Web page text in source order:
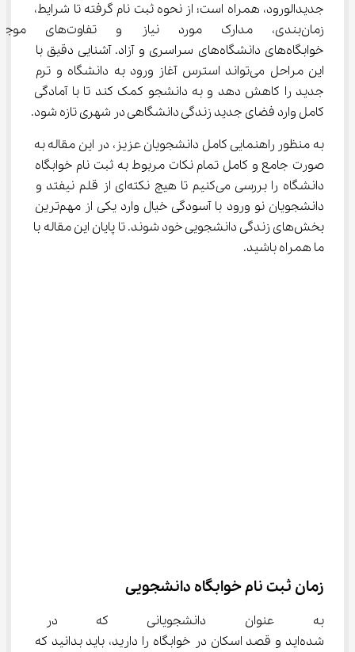
جدیدالورود، همراه است؛ از نحوه ثبت نام گرفته تا شرایط،
زمان‌بندی، مدارک مورد
خوابگاه‌های دانشگاه‌های سراسری و آزاد. آشنایی دقیق با
این مراحل می‌تواند استرس آغاز ورود به دانشگاه و ترم
جدید را کاهش دهد و به دانشجو کمک کند تا با آمادگی
کامل وارد فضای جدید زندگی دانشگاهی در شهری تازه شود.
به منظور راهنمایی کامل دانشجویان عزیز، در این مقاله به
صورت جامع و کامل تمام نکات مربوط به ثبت نام خوابگاه
دانشگاه را بررسی می‌کنیم تا هیچ نکته‌ای از قلم نیفتد و
دانشجویان نو ورود با آسودگی خیال وارد یکی از مهم‌ترین
بخش‌های زندگی دانشجویی خود شوند. تا پایان این مقاله با
ما همراه باشید.
زمان ثبت نام خوابگاه دانشجویی
به عنوان دانشجویانی که در
شده‌اید و قصد اسکان در خوابگاه را دارید، باید بدانید که